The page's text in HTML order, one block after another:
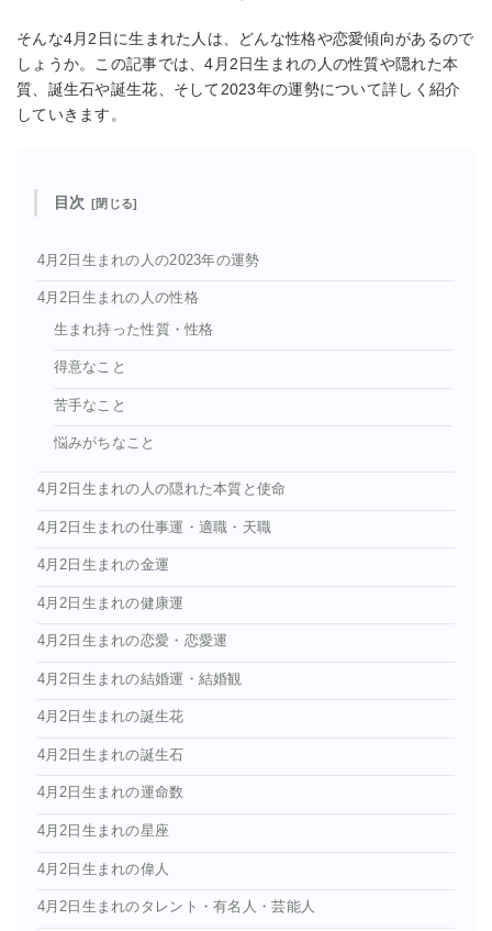
そんな4月2日に生まれた人は、どんな性格や恋愛傾向があるので
しょうか。この記事では、4月2日生まれの人の性質や隠れた本
質、誕生石や誕生花、そして2023年の運勢について詳しく紹介
していきます。
目次
4月2日生まれの人の2023年の運勢
4月2日生まれの人の性格
生まれ持った性質・性格
得意なこと
苦手なこと
悩みがちなこと
4月2日生まれの人の隠れた本質と使命
4月2日生まれの仕事運・適職・天職
4月2日生まれの金運
4月2日生まれの健康運
4月2日生まれの恋愛・恋愛運
4月2日生まれの結婚運・結婚観
4月2日生まれの誕生花
4月2日生まれの誕生石
4月2日生まれの運命数
4月2日生まれの星座
4月2日生まれの偉人
4月2日生まれのタレント・有名人・芸能人